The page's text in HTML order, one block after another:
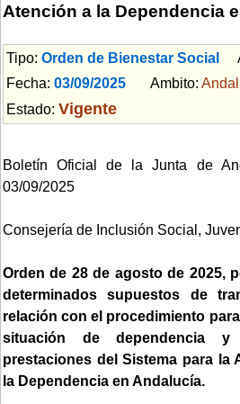
Atención a la Dependencia
Tipo: Orden de Bienestar Social
Fecha: 03/09/2025 Ambito:
Estado: Vigente
Boletín Oficial de la Junta de
03/09/2025
Consejería de Inclusión Social,
Orden de 28 de agosto de 2025,
determinados supuestos de
relación con el procedimiento
situación de dependencia
prestaciones del Sistema para la
la Dependencia en Andalucía.